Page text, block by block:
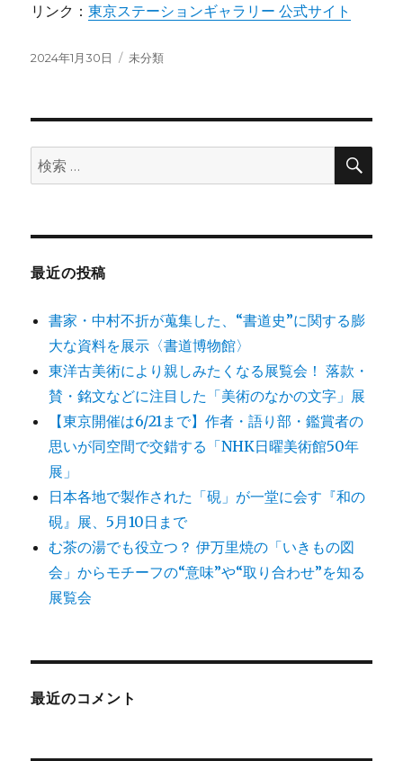
リンク：東京ステーションギャラリー 公式サイト
投
2024年1月30日
カ
未分類
検
索:
検
最近の投稿
書家・中村不折が蒐集した、“書道史”に関する膨
大な資料を展示〈書道博物館〉
東洋古美術により親しみたくなる展覧会！ 落款・
賛・銘文などに注目した「美術のなかの文字」展
【東京開催は6/21まで】作者・語り部・鑑賞者の
思いが同空間で交錯する「NHK日曜美術館50年
展」
日本各地で製作された「硯」が一堂に会す『和の
硯』展、5月10日まで
む茶の湯でも役立つ？ 伊万里焼の「いきもの図
会」からモチーフの“意味”や“取り合わせ”を知る
展覧会
最近のコメント